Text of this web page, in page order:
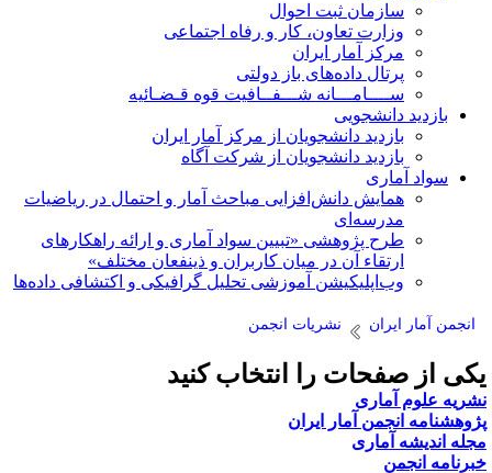
سازمان ثبت احوال
وزارت تعاون، کار و رفاه اجتماعی
مرکز آمار ایران
پرتال داده‌های باز دولتی
ســــامـــانه شـــفــافیت قوه قـضـائیه
بازدید دانشجویی
بازدید دانشجویان از مرکز آمار ایران
بازدید دانشجویان از شرکت آگاه
سواد آماری
همایش دانش‌افزایی مباحث آمار و احتمال در ریاضیات
مدرسه‌ای
طرح پژوهشی «تبیین سواد آماری و ارائه راهکارهای
ارتقاء آن در میان کاربران و ذینفعان مختلف»
وب‌اپلیکیشن آموزشی تحلیل گرافیکی و اکتشافی داده‌ها
انجمن آمار ایران نشریات انجمن
از صفحات را انتخاب کنید
علوم آماری
انجمن آمار ایران
اندیشه آماری
انجمن